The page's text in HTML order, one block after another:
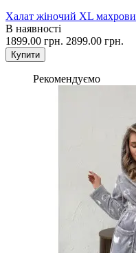
Халат жіночий XL
В наявності
1899.00 грн. 2899.00 грн.
Купити
Рекомендуємо